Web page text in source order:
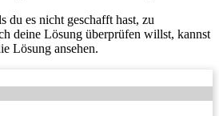
du es nicht geschafft hast, zu
deine Lösung überprüfen willst, kannst
Lösung ansehen.